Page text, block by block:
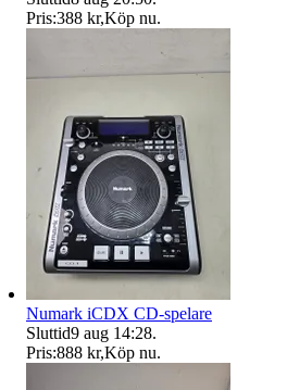
Pris:388 kr,Köp nu.
Numark iCDX CD-spelare
Sluttid9 aug 14:28.
Pris:888 kr,Köp nu.